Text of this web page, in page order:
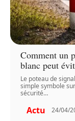
Comment un
blanc peut
Le poteau de
simple symbole
sécurité…
Actu 24/04/